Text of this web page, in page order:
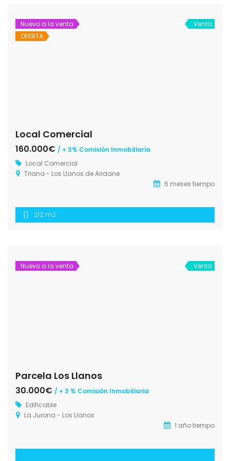
Nuevo a la venta
OFERTA
Venta
Local Comercial
160.000€ / + 3% Comisión Inmobiliaria
Local Comercial
Triana - Los Llanos de Aridane
6 meses tiempo
212 m2
Nuevo a la venta Venta
Parcela Los Llanos
30.000€ / + 3 % Comisión Inmobiliaria
Edificable
La Jurona - Los Llanos
1 año tiempo